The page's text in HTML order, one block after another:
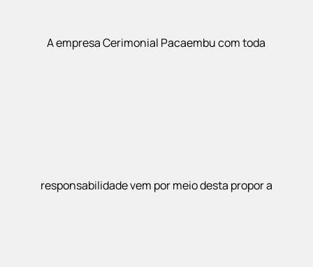
A empresa Cerimonial Pacaembu com toda
responsabilidade vem por meio desta propor a